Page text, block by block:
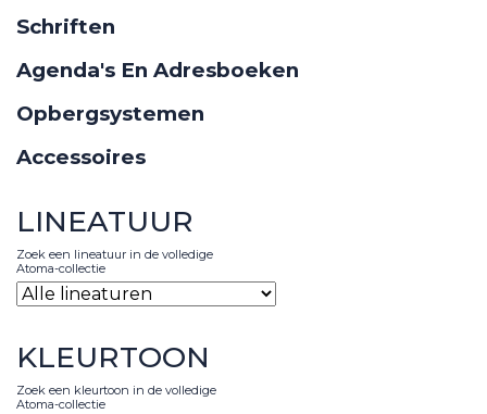
Schriften
Agenda's En Adresboeken
Opbergsystemen
Accessoires
LINEATUUR
Zoek een lineatuur in de volledige
Atoma-collectie
KLEURTOON
Zoek een kleurtoon in de volledige
Atoma-collectie